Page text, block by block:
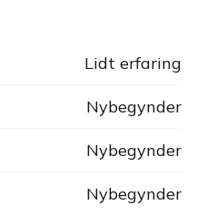
Lidt erfaring
Nybegynder
Nybegynder
Nybegynder